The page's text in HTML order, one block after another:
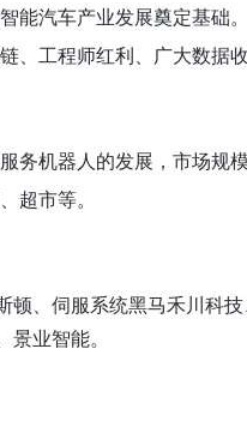
能汽车产业发展奠定基础
、工程师红利、广大数据
务机器人的发展，市场规
超市等。
顿、伺服系统黑马禾川科
业智能。